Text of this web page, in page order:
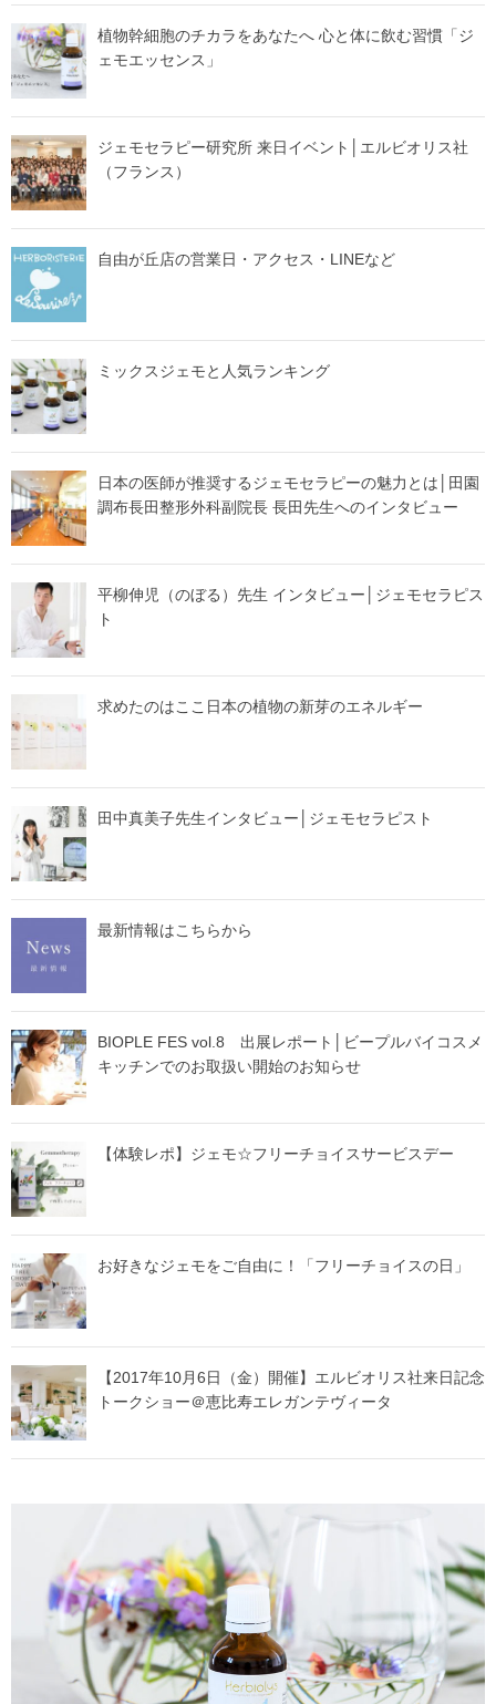
植物幹細胞のチカラをあなたへ 心と体に飲む習慣「ジ
ェモエッセンス」
ジェモセラピー研究所 来日イベント│エルビオリス社
（フランス）
自由が丘店の営業日・アクセス・LINEなど
ミックスジェモと人気ランキング
日本の医師が推奨するジェモセラピーの魅力とは│田園
調布長田整形外科副院長 長田先生へのインタビュー
平柳伸児（のぼる）先生 インタビュー│ジェモセラピス
ト
求めたのはここ日本の植物の新芽のエネルギー
田中真美子先生インタビュー│ジェモセラピスト
最新情報はこちらから
BIOPLE FES vol.8 出展レポート│ビープルバイコスメ
キッチンでのお取扱い開始のお知らせ
【体験レポ】ジェモ☆フリーチョイスサービスデー
お好きなジェモをご自由に！「フリーチョイスの日」
【2017年10月6日（金）開催】エルビオリス社来日記念
トークショー＠恵比寿エレガンテヴィータ